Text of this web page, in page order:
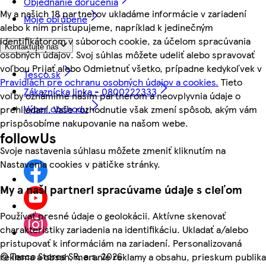
My a našich 18 partnerov ukladáme informácie v zariadení
alebo k nim pristupujeme, napríklad k jedinečným
identifikátorom v súboroch cookie, za účelom spracúvania
osobných údajov. Svoj súhlas môžete udeliť alebo spravovať
voľbou Prijať alebo Odmietnuť všetko, prípadne kedykoľvek v
Pravidlách pre ochranu osobných údajov a cookies. Tieto
voľby oznámime našim partnerom a neovplyvnia údaje o
prehliadaní. Vaše rozhodnutie však zmení spôsob, akým vám
prispôsobíme nakupovanie na našom webe.
Svoje nastavenia súhlasu môžete zmeniť kliknutím na
Nastavenia cookies v pätičke stránky.
My a naši partneri spracúvame údaje s cieľom
Používať presné údaje o geolokácii. Aktívne skenovať
charakteristiky zariadenia na identifikáciu. Ukladať a/alebo
pristupovať k informáciám na zariadení. Personalizovaná
reklama a obsah, meranie reklamy a obsahu, prieskum publika
Moje obľúbené
Kontaktujte nás
Tesco.sk
Zákaznícka linka - 0800222333
Výber obchodu
followUs
©Tesco Stores SR, a.s. 2026